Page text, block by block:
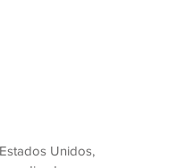
Unidos,